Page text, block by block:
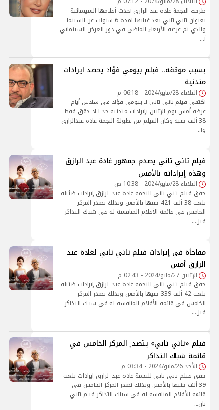
طرحت النجمة غادة عبد الرازق أحدث أفلامها السينمائية
بعنوان تاني تاني بعد غيابها لمدة 6 سنوات عن السينما
والذي تم عرضه الأربعاء الماضي في دور العرض السينمائي
أ…
بسبب موقفه.. فيلم بيومي فؤاد يحصد ايرادات
متدنية
الثلاثاء 28/مايو/2024 - 06:18 م
اكتفى فيلم تاني تاني لـ بيومي فؤاد في سادس أيام
عرضه أمس يوم الإثنين بإيرادات متدنية جد ا اذ حقق فقط
38 ألف جنيه وكان الفيلم من بطولة النجمة غادة عبدالرازق
وا…
فيلم تاني تاني يصدم جمهور غادة عبد الرازق
وهذه إيراداته بالأمس
الثلاثاء 28/مايو/2024 - 10:38 ص
حقق فيلم تاني تاني للنجمة غادة عبد الرازق إيرادات ضئيلة
بلغت 38 ألف 421 جنيها بالأمس وبذلك تصدر المركز
الخامس في قائمة الأفلام المنافسة له في شباك التذاكر
فيل…
مفاجأة في إيرادات فيلم تاني تاني لغادة عبد
الرازق أمس
الإثنين 27/مايو/2024 - 02:43 م
حقق فيلم تاني تاني للنجمة غادة عبد الرازق إيرادات ضئيلة
بلغت 42 ألف 339 جنيها بالأمس وبذلك تصدر المركز
الخامس في قائمة الأفلام المنافسة له في شباك التذاكر
فيل…
فيلم «تاني تاني» يتصدر المركز الخامس في
قائمة شباك التذاكر
الأحد 26/مايو/2024 - 03:34 م
حقق فيلم تاني تاني للنجمة غادة عبد الرازق إيرادات بلغت
39 ألف جنيها بالأمس وبذلك تصدر المركز الخامس في
قائمة الأفلام المنافسة له في شباك التذاكر فيلم تاني
تان…